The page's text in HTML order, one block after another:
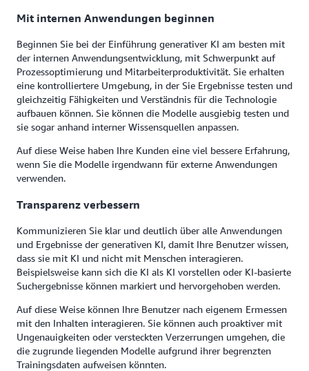
Mit internen Anwendungen beginnen
Beginnen Sie bei der Einführung generativer KI am besten mit
der internen Anwendungsentwicklung, mit Schwerpunkt auf
Prozessoptimierung und Mitarbeiterproduktivität. Sie erhalten
eine kontrolliertere Umgebung, in der Sie Ergebnisse testen und
gleichzeitig Fähigkeiten und Verständnis für die Technologie
aufbauen können. Sie können die Modelle ausgiebig testen und
sie sogar anhand interner Wissensquellen anpassen.
Auf diese Weise haben Ihre Kunden eine viel bessere Erfahrung,
wenn Sie die Modelle irgendwann für externe Anwendungen
verwenden.
Transparenz verbessern
Kommunizieren Sie klar und deutlich über alle Anwendungen
und Ergebnisse der generativen KI, damit Ihre Benutzer wissen,
dass sie mit KI und nicht mit Menschen interagieren.
Beispielsweise kann sich die KI als KI vorstellen oder KI-basierte
Suchergebnisse können markiert und hervorgehoben werden.
Auf diese Weise können Ihre Benutzer nach eigenem Ermessen
mit den Inhalten interagieren. Sie können auch proaktiver mit
Ungenauigkeiten oder versteckten Verzerrungen umgehen, die
die zugrunde liegenden Modelle aufgrund ihrer begrenzten
Trainingsdaten aufweisen könnten.